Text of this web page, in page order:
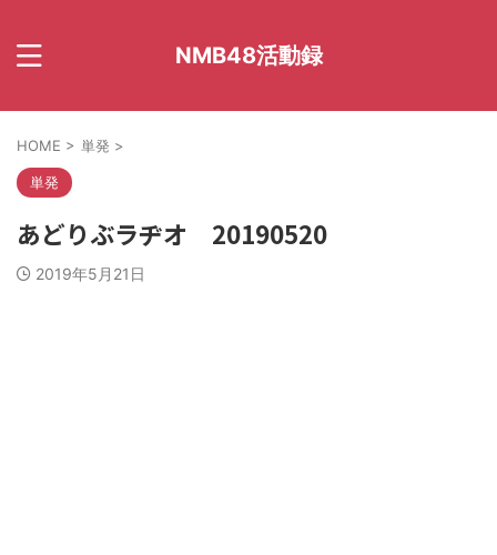
NMB48活動録
HOME > 単発 >
単発
あどりぶラヂオ 20190520
2019年5月21日